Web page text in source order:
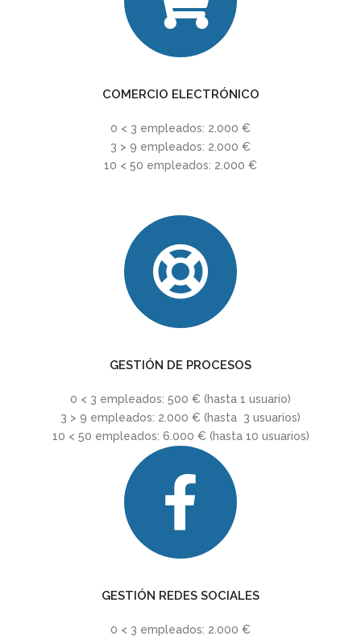
COMERCIO ELECTRÓNICO
0 < 3 empleados: 2.000 €
3 > 9 empleados: 2.000 €
10 < 50 empleados: 2.000 €
GESTIÓN DE PROCESOS
0 < 3 empleados: 500 € (hasta 1 usuario)
3 > 9 empleados: 2.000 € (hasta 3 usuarios)
10 < 50 empleados: 6.000 € (hasta 10 usuarios)
GESTIÓN REDES SOCIALES
0 < 3 empleados: 2.000 €